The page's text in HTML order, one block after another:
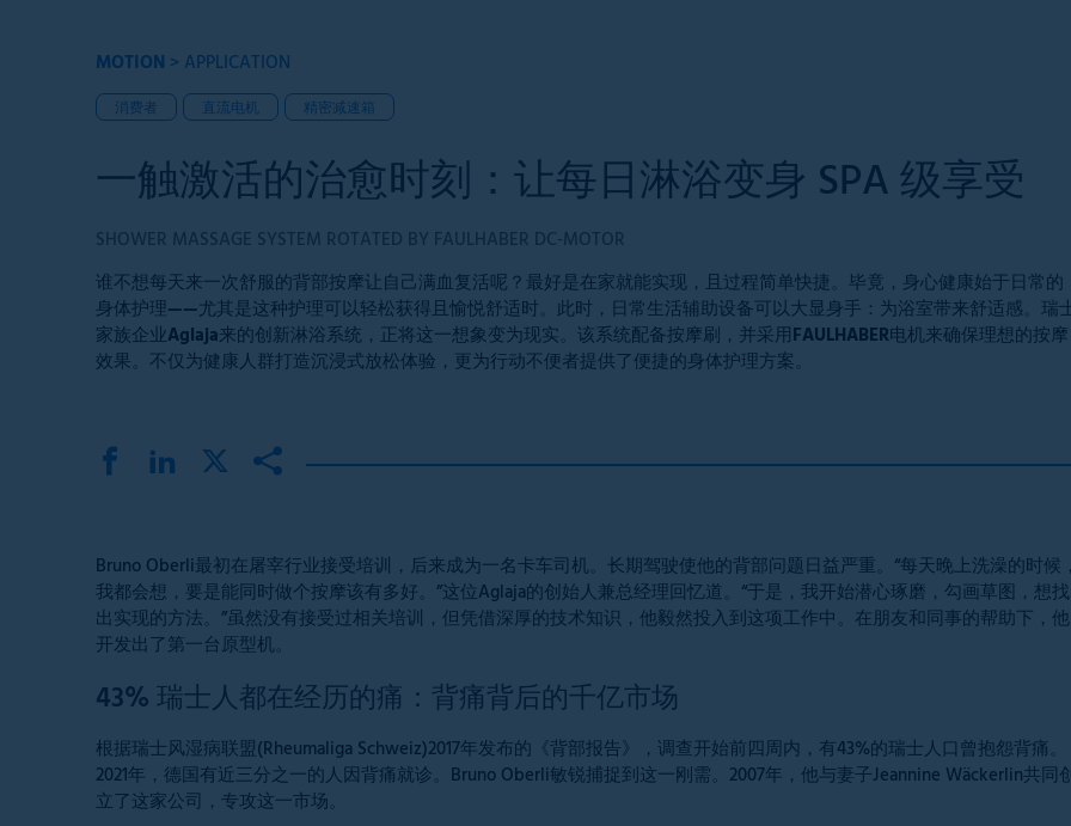
MOTION > APPLICATION
消费者 直流电机 精密减速箱
一触激活的治愈时刻：让每日淋浴变身 SPA 级享受
SHOWER MASSAGE SYSTEM ROTATED BY FAULHABER DC-MOTOR
谁不想每天来一次舒服的背部按摩让自己满血复活呢？最好是在家就能实现，且过程简单快捷。毕竟，身心健康始于日常的
身体护理——尤其是这种护理可以轻松获得且愉悦舒适时。此时，日常生活辅助设备可以大显身手：为浴室带来舒适感。瑞
家族企业Aglaja来的创新淋浴系统，正将这一想象变为现实。该系统配备按摩刷，并采用FAULHABER电机来确保理想的按摩
效果。不仅为健康人群打造沉浸式放松体验，更为行动不便者提供了便捷的身体护理方案。
Bruno Oberli最初在屠宰行业接受培训，后来成为一名卡车司机。长期驾驶使他的背部问题日益严重。“每天晚上洗澡的时候
我都会想，要是能同时做个按摩该有多好。”这位Aglaja的创始人兼总经理回忆道。“于是，我开始潜心琢磨，勾画草图，想找
出实现的方法。”虽然没有接受过相关培训，但凭借深厚的技术知识，他毅然投入到这项工作中。在朋友和同事的帮助下，他
开发出了第一台原型机。
43% 瑞士人都在经历的痛：背痛背后的千亿市场
根据瑞士风湿病联盟(Rheumaliga Schweiz)2017年发布的《背部报告》，调查开始前四周内，有43%的瑞士人口曾抱怨背痛。
2021年，德国有近三分之一的人因背痛就诊。Bruno Oberli敏锐捕捉到这一刚需。2007年，他与妻子Jeannine Wäckerlin共同
立了这家公司，专攻这一市场。